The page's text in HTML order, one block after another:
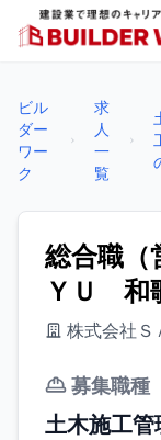
ビル
ダー
ワー
ク
求
人
一
覧
総合職（
ＹＵ 和
株式会社
募集職種
土木施工管